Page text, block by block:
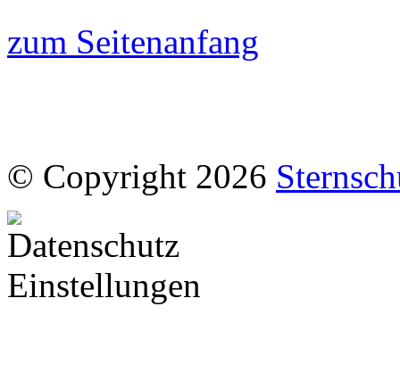
zum Seitenanfang
© Copyright 2026